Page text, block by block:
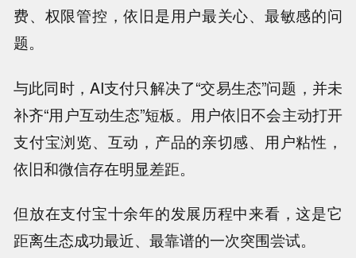
费、权限管控，依旧是用户最关心、最敏感的问
题。
与此同时，AI支付只解决了“交易生态”问题，并未
补齐“用户互动生态”短板。用户依旧不会主动打开
支付宝浏览、互动，产品的亲切感、用户粘性，
依旧和微信存在明显差距。
但放在支付宝十余年的发展历程中来看，这是它
距离生态成功最近、最靠谱的一次突围尝试。